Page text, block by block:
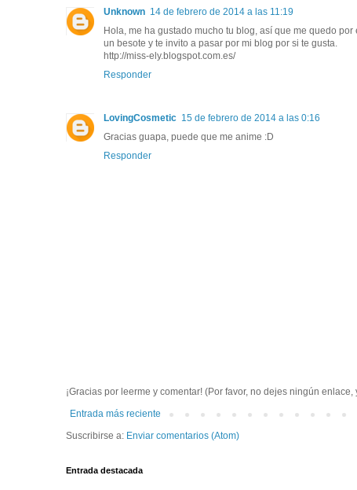
Unknown 14 de febrero de 2014 a las 11:19
Hola, me ha gustado mucho tu blog, así que me quedo por
un besote y te invito a pasar por mi blog por si te gusta.
http://miss-ely.blogspot.com.es/
Responder
LovingCosmetic 15 de febrero de 2014 a las 0:16
Gracias guapa, puede que me anime :D
Responder
¡Gracias por leerme y comentar! (Por favor, no dejes ningún
Entrada más reciente
Suscribirse a: Enviar comentarios (Atom)
Entrada destacada